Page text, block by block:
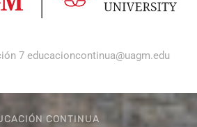
7 educacioncontinua@uagm.edu
CONTINUA